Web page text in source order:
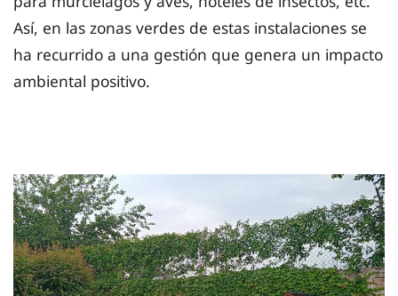
Así, en las zonas verdes de estas instalaciones se
ha recurrido a una gestión que genera un impacto
ambiental positivo.